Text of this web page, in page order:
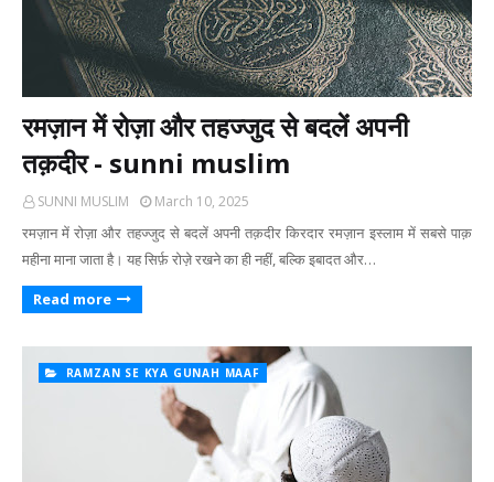
रमज़ान में रोज़ा और तहज्जुद से बदलें अपनी
तक़दीर - sunni muslim
SUNNI MUSLIM March 10, 2025
रमज़ान में रोज़ा और तहज्जुद से बदलें अपनी तक़दीर किरदार रमज़ान इस्लाम में सबसे पाक़
महीना माना जाता है। यह सिर्फ़ रोज़े रखने का ही नहीं, बल्कि इबादत और…
Read more
RAMZAN SE KYA GUNAH MAAF